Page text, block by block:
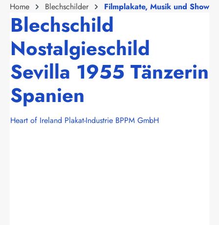
Home Blechschilder Filmplakate, Musik und Show
Blechschild
Nostalgieschild
Sevilla 1955 Tänzerin
Spanien
Heart of Ireland Plakat-Industrie BPPM GmbH